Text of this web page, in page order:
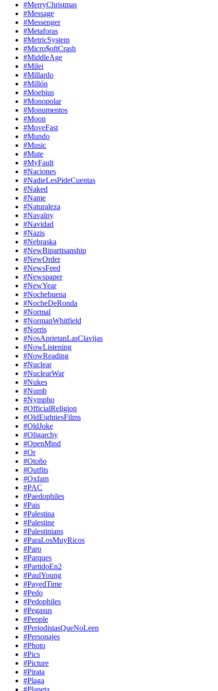
#MerryChristmas
#Message
#Messenger
#Metaforas
#MetricSystem
#Micro$oftCrash
#MiddleAge
#Milei
#Millardo
#Millón
#Moebius
#Monopolar
#Monumentos
#Moon
#MoveFast
#Mundo
#Music
#Mute
#MyFault
#Naciones
#NadieLesPideCuentas
#Naked
#Name
#Naturaleza
#Navalny
#Navidad
#Nazis
#Nebraska
#NewBipartisanship
#NewOrder
#NewsFeed
#Newspaper
#NewYear
#Nochebuena
#NocheDeRonda
#Normal
#NormanWhitfield
#Norris
#NosAprietanLasClavijas
#NowListening
#NowReading
#Nuclear
#NuclearWar
#Nukes
#Numb
#Nympho
#OfficialReligion
#OldEightiesFilms
#OldJoke
#Oligarchy
#OpenMind
#Or
#Otoño
#Outfits
#Oxfam
#PAC
#Paedophiles
#Pais
#Palestina
#Palestine
#Palestinians
#ParaLosMuyRicos
#Paro
#Parques
#PartidoEn2
#PaulYoung
#PayedTime
#Pedo
#Pedophiles
#Pegasus
#People
#PeriodistasQueNoLeen
#Personajes
#Photo
#Pics
#Picture
#Pirata
#Plaga